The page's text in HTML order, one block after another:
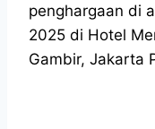
penghargaan di
2025 di Hotel
Gambir, Jakarta